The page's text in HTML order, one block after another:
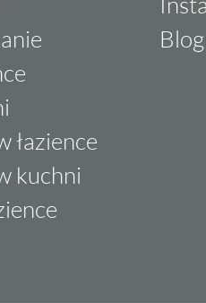
łazience
kuchni
Blog